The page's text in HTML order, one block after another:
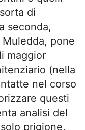
di
seconda,
pone
maggior
(nella
nel corso
questi
analisi del
prigione,